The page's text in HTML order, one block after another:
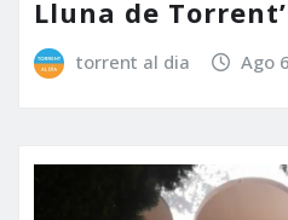
Lluna de Torrent’
torrent al dia Ago